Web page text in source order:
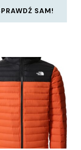
SAM!